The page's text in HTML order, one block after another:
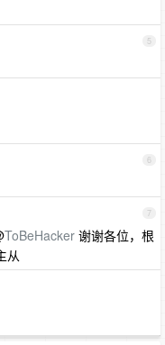
5
6
7
ToBeHacker 谢谢各位，根
从